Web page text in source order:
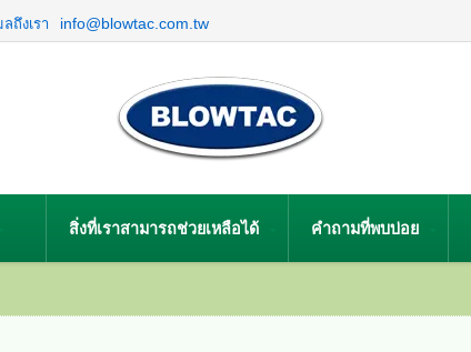
ลถึงเรา info@blowtac.com.tw
สิ่งที่เราสามารถช่วยเหลือได้ คำถามที่พบบ่อย